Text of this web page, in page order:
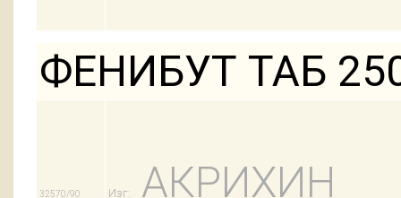
ФЕНИБУТ ТАБ
32570/90 Изг: АКРИХИН